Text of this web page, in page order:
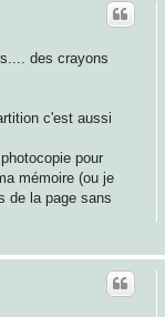
des crayons
c'est aussi
pour
mémoire (ou je
de la page sans